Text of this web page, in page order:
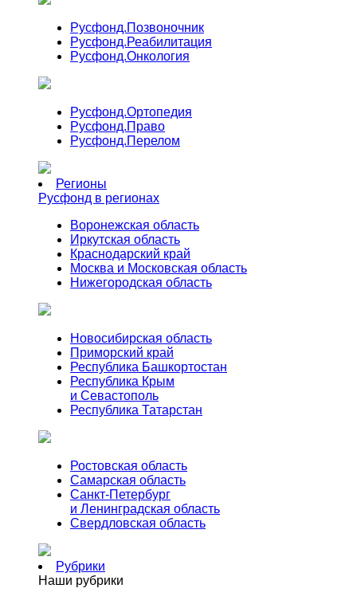
Русфонд.Позвоночник
Русфонд.Реабилитация
Русфонд.Онкология
Русфонд.Ортопедия
Русфонд.Право
Русфонд.Перелом
Регионы
Русфонд в регионах
Воронежская область
Иркутская область
Краснодарский край
Москва и Московская область
Нижегородская область
Новосибирская область
Приморский край
Республика Башкортостан
Республика Крым
и Севастополь
Республика Татарстан
Ростовская область
Самарская область
Санкт-Петербург
и Ленинградская область
Свердловская область
Рубрики
Наши рубрики